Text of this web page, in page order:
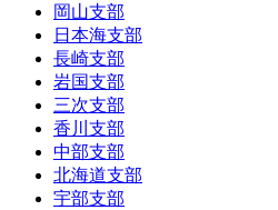
岡山支部
日本海支部
長崎支部
岩国支部
三次支部
香川支部
中部支部
北海道支部
宇部支部